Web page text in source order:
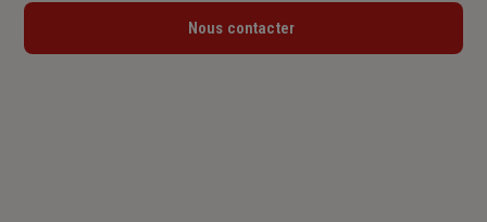
Lundi : 08h30 – 12h / 14h – 18h
Nous contacter